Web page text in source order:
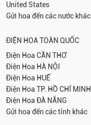
United States
Gửi hoa đến các nước khác
ĐIỆN HOA TOÀN QUỐC
Điện Hoa CẦN THƠ
Điện Hoa HÀ NỘI
Điện Hoa HUẾ
Điện Hoa TP. HỒ CHÍ MINH
Điện Hoa ĐÀ NẴNG
Gửi hoa đến các tỉnh khác